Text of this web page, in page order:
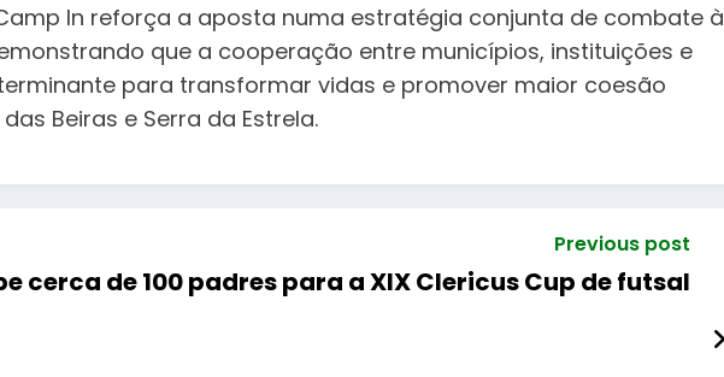
In reforça a aposta numa estratégia conjunta de combate à
que a cooperação entre municípios, instituições e
para transformar vidas e promover maior coesão
Beiras e Serra da Estrela.
Previous post
cerca de 100 padres para a XIX Clericus Cup de futsal